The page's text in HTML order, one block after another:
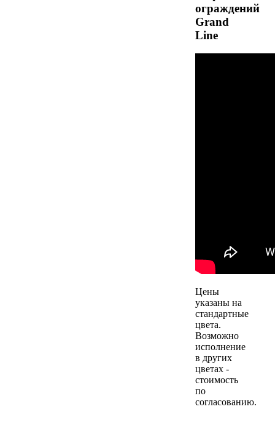
ограждений
Grand
Line
Цены
указаны на
стандартные
цвета.
Возможно
исполнение
в других
цветах -
стоимость
по
согласованию.